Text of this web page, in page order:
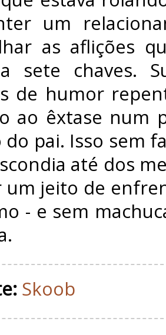
um
as aflições
sete chaves.
de humor
ao êxtase num
pai. Isso sem
até dos
um jeito de
- e sem
Skoob